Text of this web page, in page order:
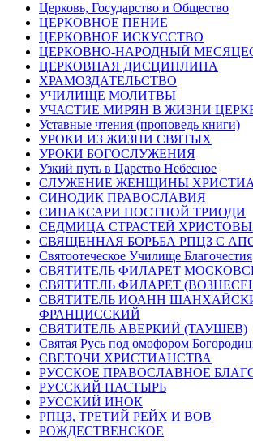
Церковь, Государство и Общество
ЦЕРКОВНОЕ ПЕНИЕ
ЦЕРКОВНОЕ ИСКУССТВО
ЦЕРКОВНО-НАРОДНЫЙ
ЦЕРКОВНАЯ ДИСЦИПЛИНА
ХРАМОЗДАТЕЛЬСТВО
УЧИЛИЩЕ МОЛИТВЫ
УЧАСТИЕ МИРЯН В ЖИЗНИ
Уставные чтения (проповедь книги)
УРОКИ ИЗ ЖИЗНИ СВЯТЫХ
УРОКИ БОГОСЛУЖЕНИЯ
Узкий путь в Царство Небесное
СЛУЖЕНИЕ ЖЕНЩИНЫ
СИНОДИК ПРАВОСЛАВИЯ
СИНАКСАРИ ПОСТНОЙ ТРИОДИ
СЕДМИЦА СТРАСТЕЙ
СВЯЩЕННАЯ БОРЬБА РПЦЗ С
Святоотеческое Училище Благочестия
СВЯТИТЕЛЬ ФИЛАРЕТ
СВЯТИТЕЛЬ ФИЛАРЕТ
СВЯТИТЕЛЬ ИОАНН
ФРАНЦИССКИЙ
СВЯТИТЕЛЬ АВЕРКИЙ (ТАУШЕВ)
Святая Русь под омофором
СВЕТОЧИ ХРИСТИАНСТВА
РУССКОЕ ПРАВОСЛАВНОЕ
РУССКИЙ ПАСТЫРЬ
РУССКИЙ ИНОК
РПЦЗ, ТРЕТИЙ РЕЙХ И ВОВ
РОЖДЕСТВЕНСКОЕ